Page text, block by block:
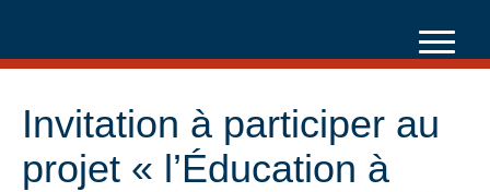
content
Invitation à participer au
projet « l’Éducation à